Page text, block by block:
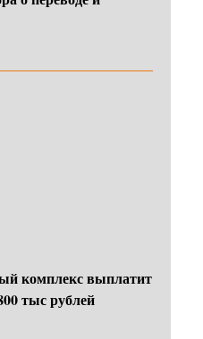
комплекс выплатит
тыс рублей